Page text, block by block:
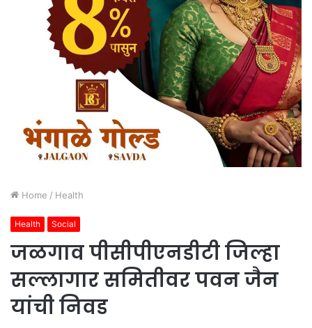
Home / Health
Health Social
जळगाव पीसीपीएनडीटी जिल्हा
सल्लागार समितीवर पवन जैन
यांची निवड